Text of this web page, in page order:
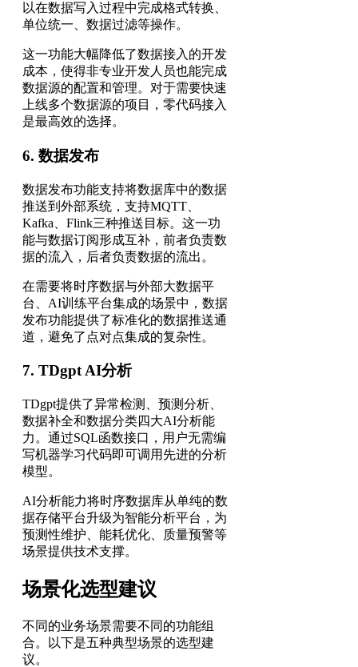
以在数据写入过程中完成格式转换、
单位统一、数据过滤等操作。
这一功能大幅降低了数据接入的开发
成本，使得非专业开发人员也能完成
数据源的配置和管理。对于需要快速
上线多个数据源的项目，零代码接入
是最高效的选择。
6. 数据发布
数据发布功能支持将数据库中的数据
推送到外部系统，支持MQTT、
Kafka、Flink三种推送目标。这一功
能与数据订阅形成互补，前者负责数
据的流入，后者负责数据的流出。
在需要将时序数据与外部大数据平
台、AI训练平台集成的场景中，数据
发布功能提供了标准化的数据推送通
道，避免了点对点集成的复杂性。
7. TDgpt AI分析
TDgpt提供了异常检测、预测分析、
数据补全和数据分类四大AI分析能
力。通过SQL函数接口，用户无需编
写机器学习代码即可调用先进的分析
模型。
AI分析能力将时序数据库从单纯的数
据存储平台升级为智能分析平台，为
预测性维护、能耗优化、质量预警等
场景提供技术支撑。
场景化选型建议
不同的业务场景需要不同的功能组
合。以下是五种典型场景的选型建
议。